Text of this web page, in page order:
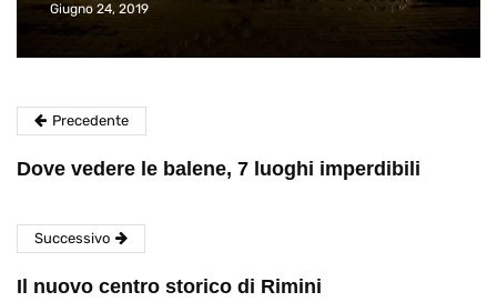
Giugno 24, 2019
Precedente
Dove vedere le balene, 7 luoghi imperdibili
Successivo
Il nuovo centro storico di Rimini